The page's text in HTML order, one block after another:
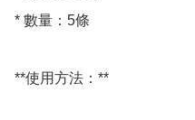
* 數量：5條
**使用方法：**